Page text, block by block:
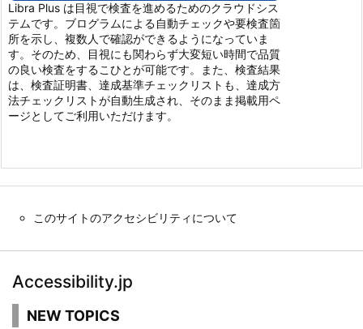
Libra Plus は目視で検査を進めるためのクラウドシス
テムです。ブログラムによる自動チェックや要検査箇
所を示し、複数人で確認ができるようになっていま
す。そのため、目視にも関わらず大変短い時間で品質
の良い検査をするこひとが可能です。また、検査結果
は、検査証明書、達成基準チェックリストも、達成方
法チェックリストが自動生成され、そのまま掲載用ペ
ージとしてご利用いただけます。
このサイトのアクセシビリティについて
Accessibility.jp
NEW TOPICS